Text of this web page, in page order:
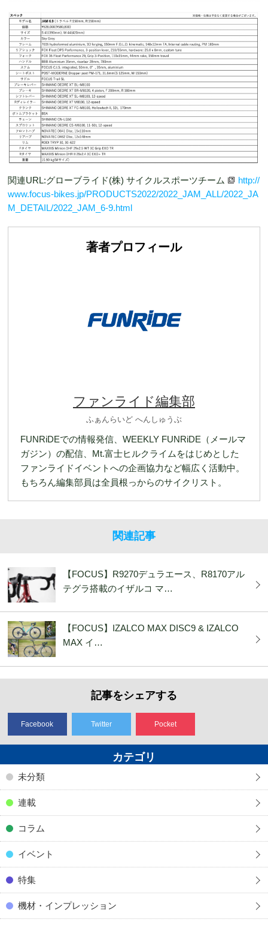
関連URL:グローブライド(株) サイクルスポーツチーム
http://
www.focus-bikes.jp/PRODUCTS2022/2022_JAM_ALL/2022_JA
M_DETAIL/2022_JAM_6-9.html
著者プロフィール
ファンライド編集部
ふぁんらいど へんしゅうぶ
FUNRiDEでの情報発信、WEEKLY FUNRiDE（メールマ
ガジン）の配信、Mt.富士ヒルクライムをはじめとした
ファンライドイベントへの企画協力など幅広く活動中。
もちろん編集部員は全員根っからのサイクリスト。
関連記事
【FOCUS】R9270デュラエース、R8170アル
テグラ搭載のイザルコ マ…
【FOCUS】IZALCO MAX DISC9 & IZALCO
MAX イ…
記事をシェアする
Facebook Twitter Pocket
カテゴリ
未分類
連載
コラム
イベント
特集
機材・インプレッション